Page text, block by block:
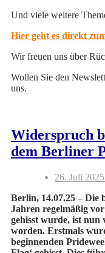
Und viele weitere
Hier geht es direkt
Wir freuen uns über
Wollen Sie den
uns.
Widerspruch
dem Berliner
26. Juli 2025
Berlin, 14.07.25 – Die
Jahren regelmäßig
gehisst wurde, ist nun
worden. Erstmals
beginnenden